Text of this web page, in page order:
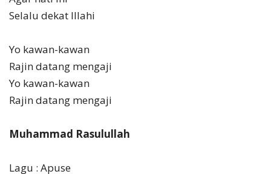
Selalu dekat Illahi
Yo kawan-kawan
Rajin datang mengaji
Yo kawan-kawan
Rajin datang mengaji
Muhammad Rasulullah
Lagu : Apuse